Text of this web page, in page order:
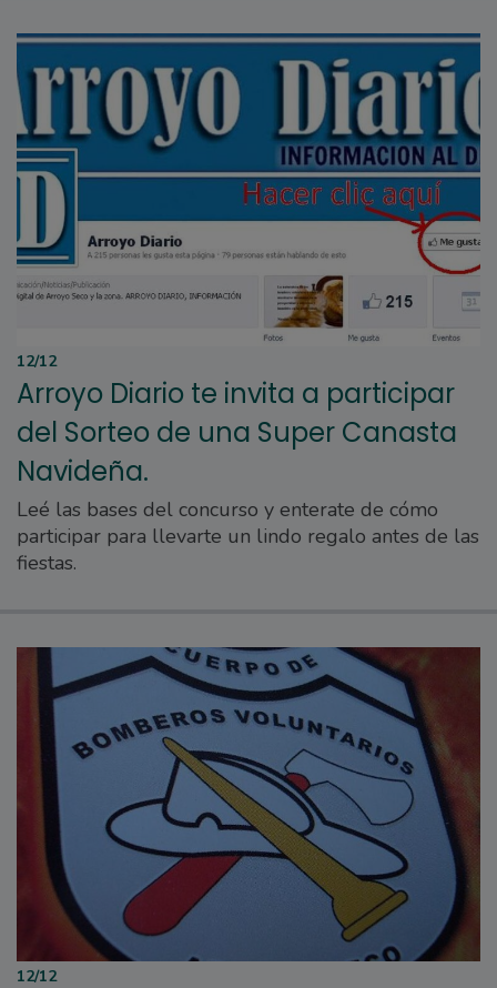
12/12
Arroyo Diario te invita a participar
del Sorteo de una Super Canasta
Navideña.
Leé las bases del concurso y enterate de cómo
participar para llevarte un lindo regalo antes de las
fiestas.
12/12